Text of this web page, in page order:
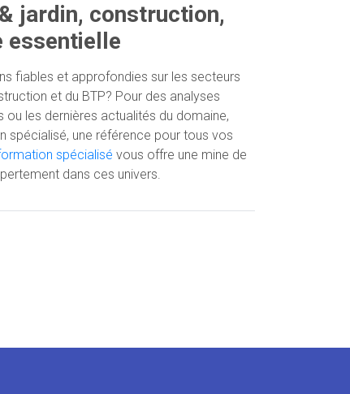
jardin, construction,
essentielle
fiables et approfondies sur les secteurs
et du BTP? Pour des analyses
les dernières actualités du domaine,
spécialisé, une référence pour tous vos
spécialisé vous offre une mine de
dans ces univers.